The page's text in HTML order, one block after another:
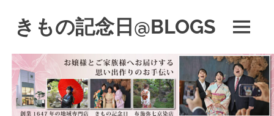
きもの記念日@BLOGS
物
初
心
者
で
MENU